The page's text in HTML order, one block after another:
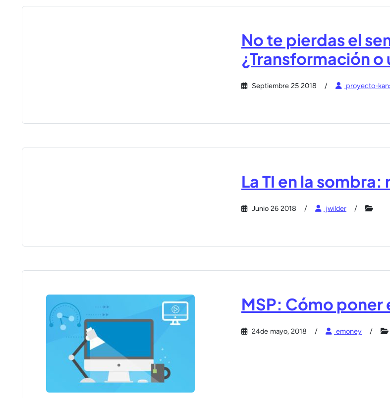
No te pierdas el
¿Transformación
Septiembre 25 2018 proyecto-
La TI en la
Junio 26 2018 jwilder
MSP: Cómo poner
24de mayo, 2018 emoney